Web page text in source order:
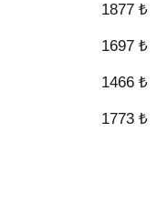
1877 ₺
1697 ₺
1466 ₺
1773 ₺